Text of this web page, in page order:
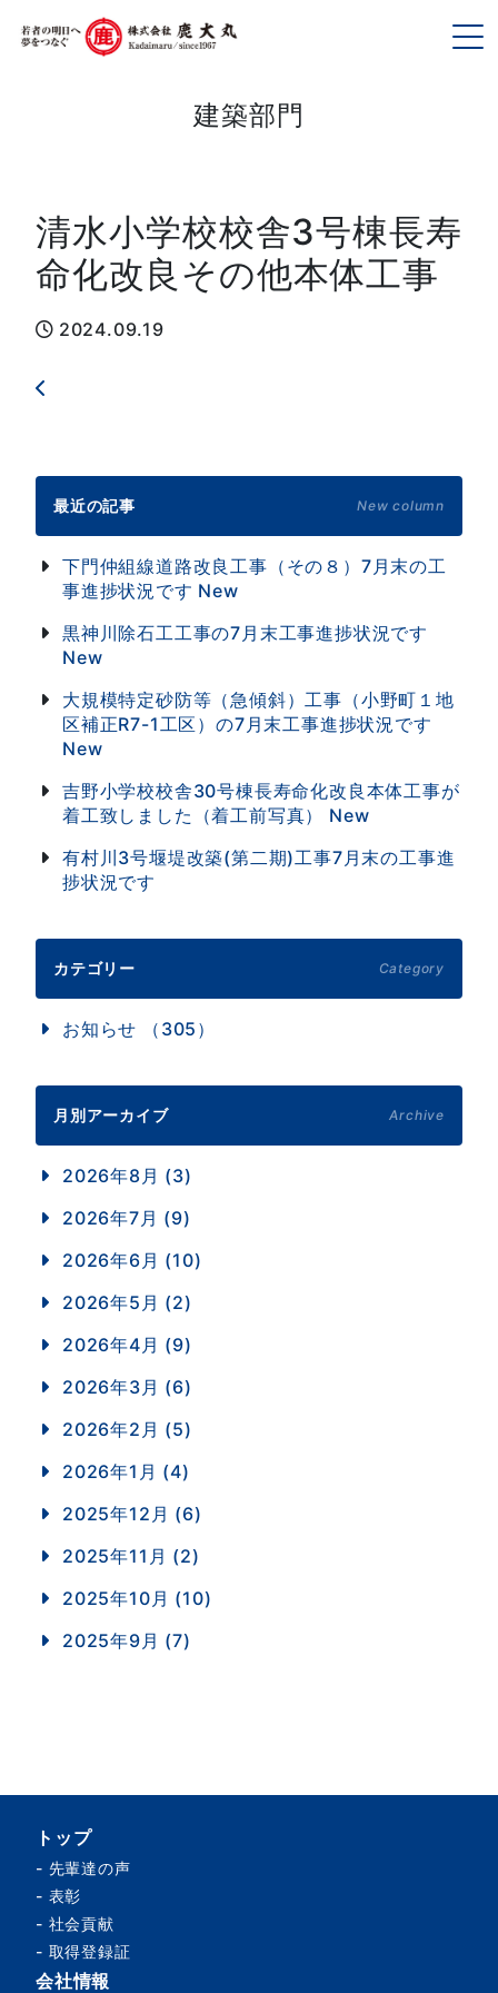
建築部門
清水小学校校舎3号棟長寿
命化改良その他本体工事
2024.09.19
最近の記事 New column
下門仲組線道路改良工事（その８）7月末の工
事進捗状況です New
黒神川除石工工事の7月末工事進捗状況です
New
大規模特定砂防等（急傾斜）工事（小野町１地
区補正R7-1工区）の7月末工事進捗状況です
New
吉野小学校校舎30号棟長寿命化改良本体工事が
着工致しました（着工前写真） New
有村川3号堰堤改築(第二期)工事7月末の工事進
捗状況です
カテゴリー Category
お知らせ （305）
月別アーカイブ Archive
2026年8月 (3)
2026年7月 (9)
2026年6月 (10)
2026年5月 (2)
2026年4月 (9)
2026年3月 (6)
2026年2月 (5)
2026年1月 (4)
2025年12月 (6)
2025年11月 (2)
2025年10月 (10)
2025年9月 (7)
トップ
- 先輩達の声
- 表彰
- 社会貢献
- 取得登録証
会社情報